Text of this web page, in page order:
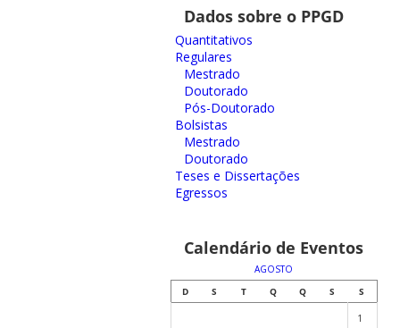
Dados sobre o PPGD
Quantitativos
Regulares
Mestrado
Doutorado
Pós-Doutorado
Bolsistas
Mestrado
Doutorado
Teses e Dissertações
Egressos
Calendário de Eventos
AGOSTO
D
S T Q Q S S
1